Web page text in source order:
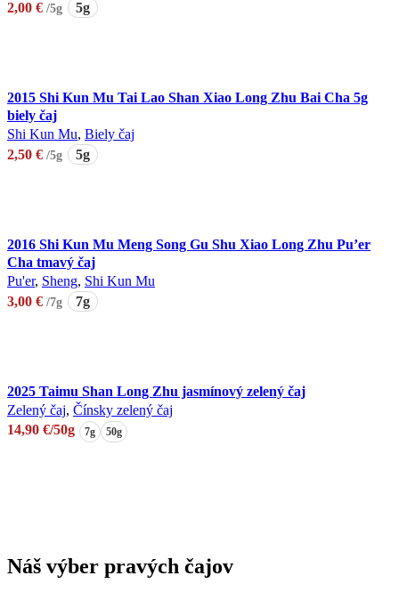
2,00 € /5g 5g
2015 Shi Kun Mu Tai Lao Shan Xiao Long Zhu Bai Cha 5g
biely čaj
Shi Kun Mu, Biely čaj
2,50 € /5g 5g
2016 Shi Kun Mu Meng Song Gu Shu Xiao Long Zhu Pu’er
Cha tmavý čaj
Pu'er, Sheng, Shi Kun Mu
3,00 € /7g 7g
2025 Taimu Shan Long Zhu jasmínový zelený čaj
Zelený čaj, Čínsky zelený čaj
14,90 €/50g 7g 50g
variantov.
Možnosti
Náš výber pravých čajov